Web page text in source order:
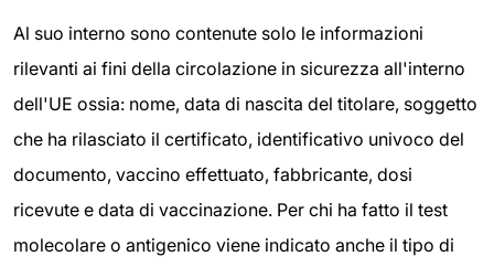
Al suo interno sono contenute solo le informazioni
rilevanti ai fini della circolazione in sicurezza all'interno
dell'UE ossia: nome, data di nascita del titolare, soggetto
che ha rilasciato il certificato, identificativo univoco del
documento, vaccino effettuato, fabbricante, dosi
ricevute e data di vaccinazione. Per chi ha fatto il test
molecolare o antigenico viene indicato anche il tipo di